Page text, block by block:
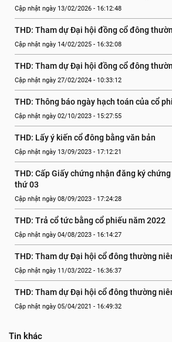
Cập nhật ngày 13/02/2026 - 16:12:48
THD: Tham dự Đại hội đồng cổ đông
Cập nhật ngày 14/02/2025 - 16:32:08
THD: Tham dự Đại hội đồng cổ đông
Cập nhật ngày 27/02/2024 - 10:33:12
THD: Thông báo ngày hạch toán của cổ
Cập nhật ngày 02/10/2023 - 15:27:55
THD: Lấy ý kiến cổ đông bằng văn bản
Cập nhật ngày 13/09/2023 - 17:12:21
THD: Cấp Giấy chứng nhận đăng ký
thứ 03
Cập nhật ngày 08/09/2023 - 17:24:28
THD: Trả cổ tức bằng cổ phiếu năm 2022
Cập nhật ngày 04/08/2023 - 16:14:27
THD: Tham dự Đại hội cổ đông thường
Cập nhật ngày 11/03/2022 - 16:36:37
THD: Tham dự Đại hội cổ đông thường
Cập nhật ngày 05/04/2021 - 16:49:32
Tin khác